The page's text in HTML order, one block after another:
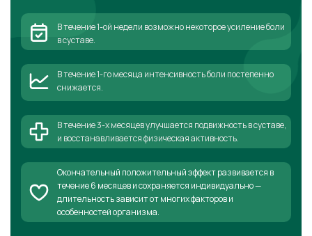
В течение 1-ой недели возможно некоторое усиление боли
в суставе.
В течение 1-го месяца интенсивность боли постепенно
снижается.
В течение 3-х месяцев улучшается подвижность в суставе,
и восстанавливается физическая активность.
Окончательный положительный эффект развивается в
течение 6 месяцев и сохраняется индивидуально —
длительность зависит от многих факторов и
особенностей организма.